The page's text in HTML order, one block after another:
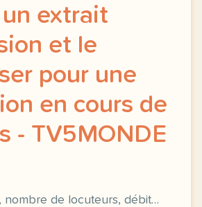
extrait
et le
pour une
en cours de
- TV5MONDE
nombre de locuteurs, débit…